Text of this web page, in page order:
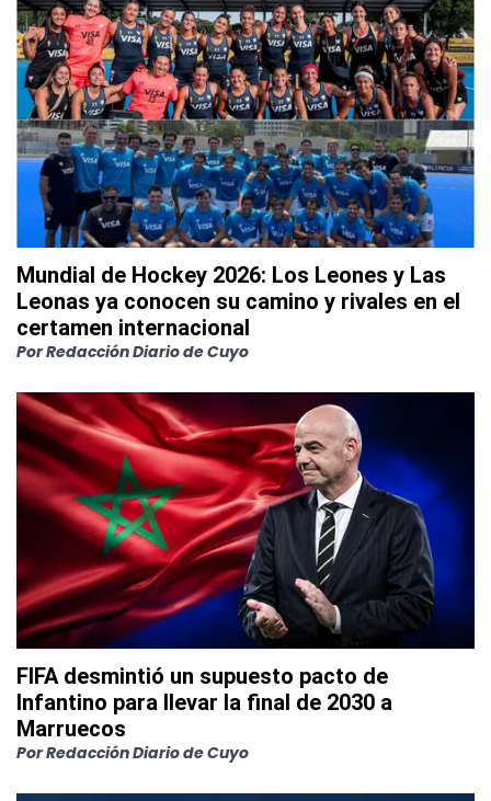
Mundial de Hockey 2026: Los Leones y Las
Leonas ya conocen su camino y rivales en el
certamen internacional
PorRedacción Diario de Cuyo
FIFA desmintió un supuesto pacto de
Infantino para llevar la final de 2030 a
Marruecos
PorRedacción Diario de Cuyo